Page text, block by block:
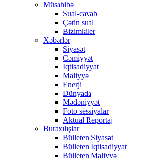
Müsahibə
Sual-cavab
Çətin sual
Bizimkiler
Xəbərlər
Siyasət
Cəmiyyət
İqtisadiyyat
Maliyyə
Enerji
Dünyada
Mədəniyyət
Foto sessiyalar
Aktual Reportaj
Buraxılışlar
Bülleten Siyasət
Bülleten İqtisadiyyat
Bülleten Maliyyə